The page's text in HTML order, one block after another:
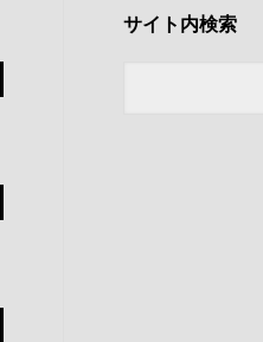
サイト内検索